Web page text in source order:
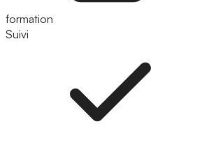
formation
Suivi